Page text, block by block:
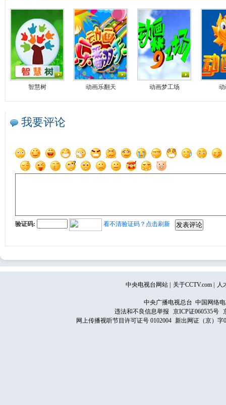
智慧树 动画乐翻天 动画梦工场 动
我要评论
验证码: 看不清验证码？点击刷新
中央电视台网站 关于CCTV.com 人
中央广播电视总台 中国网络
违法和不良信息举报
京ICP证060535号
网上传播视听节目许可证号 0102004 新出网证（京）